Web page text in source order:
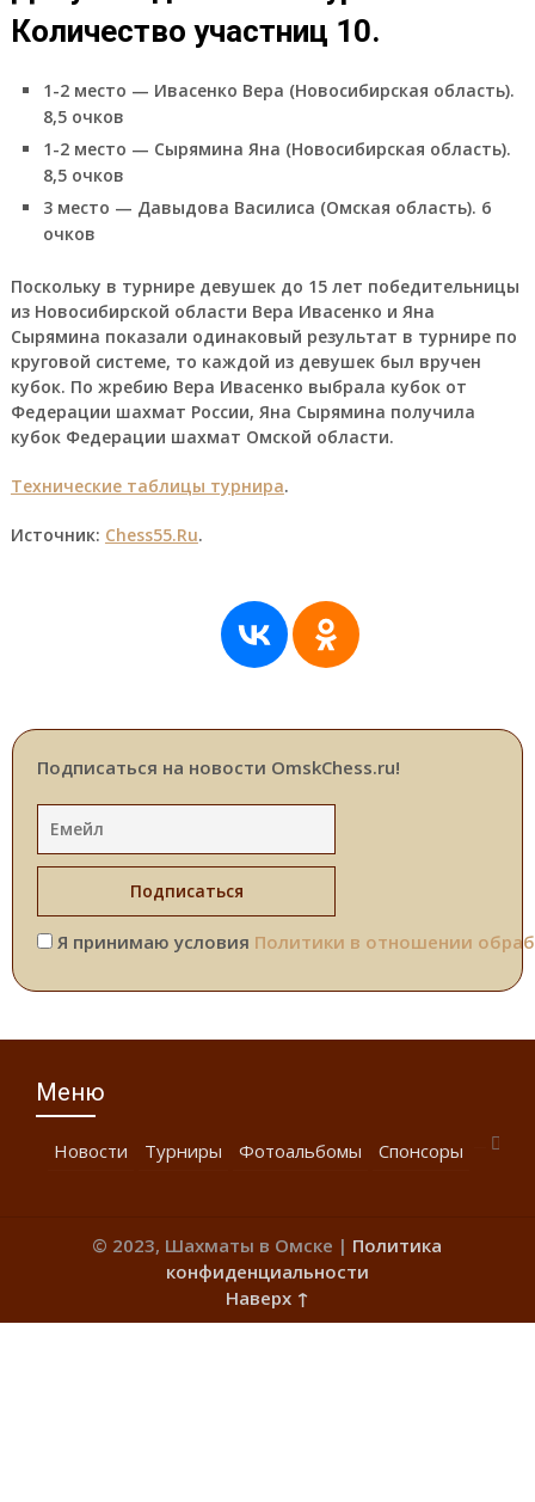
Количество участниц 10.
1-2 место — Ивасенко Вера (Новосибирская область).
8,5 очков
1-2 место — Сырямина Яна (Новосибирская область).
8,5 очков
3 место — Давыдова Василиса (Омская область). 6
очков
Поскольку в турнире девушек до 15 лет победительницы
из Новосибирской области Вера Ивасенко и Яна
Сырямина показали одинаковый результат в турнире по
круговой системе, то каждой из девушек был вручен
кубок. По жребию Вера Ивасенко выбрала кубок от
Федерации шахмат России, Яна Сырямина получила
кубок Федерации шахмат Омской области.
Технические таблицы турнира.
Источник: Chess55.Ru.
Подписаться на новости OmskChess.ru!
Я принимаю условия Политики в отношении
Меню
Новости Турниры Фотоальбомы Спонсоры
© 2023, Шахматы в Омске | Политика
конфиденциальности
Наверх ↑